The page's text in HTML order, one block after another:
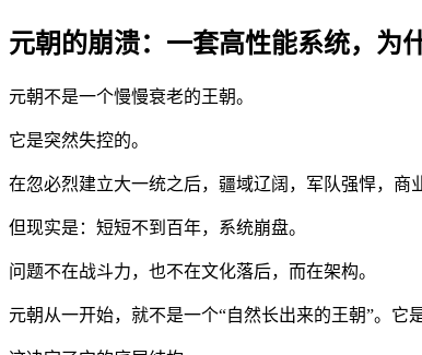
元朝的崩溃：一套高性能系统，为
元朝不是一个慢慢衰老的王朝。
它是突然失控的。
在忽必烈建立大一统之后，疆域辽阔，军队强悍，商
但现实是：短短不到百年，系统崩盘。
问题不在战斗力，也不在文化落后，而在架构。
元朝从一开始，就不是一个“自然长出来的王朝”。它